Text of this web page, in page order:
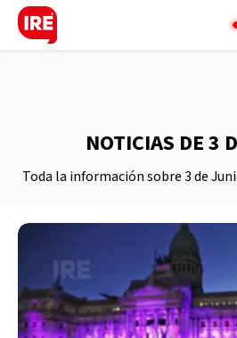
NOTICIAS DE 3
Toda la información sobre 3 de